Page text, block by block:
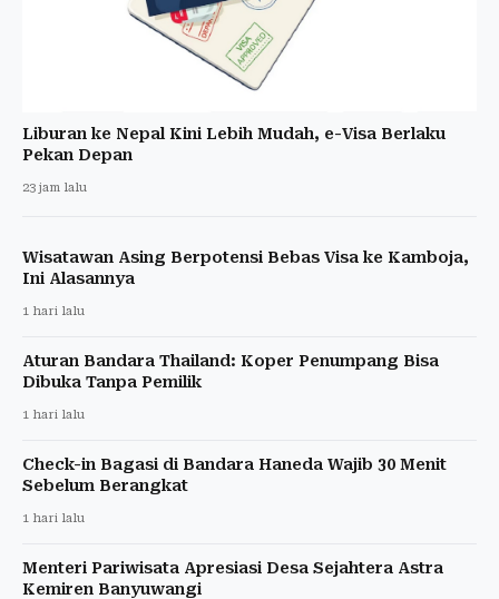
Liburan ke Nepal Kini Lebih Mudah, e-Visa Berlaku
Pekan Depan
23 jam lalu
Wisatawan Asing Berpotensi Bebas Visa ke Kamboja,
Ini Alasannya
1 hari lalu
Aturan Bandara Thailand: Koper Penumpang Bisa
Dibuka Tanpa Pemilik
1 hari lalu
Check-in Bagasi di Bandara Haneda Wajib 30 Menit
Sebelum Berangkat
1 hari lalu
Menteri Pariwisata Apresiasi Desa Sejahtera Astra
Kemiren Banyuwangi